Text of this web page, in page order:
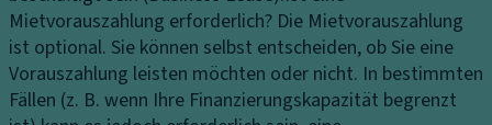
Mietvorauszahlung erforderlich? Die Mietvorauszahlung
ist optional. Sie können selbst entscheiden, ob Sie eine
Vorauszahlung leisten möchten oder nicht. In bestimmten
Fällen (z. B. wenn Ihre Finanzierungskapazität begrenzt